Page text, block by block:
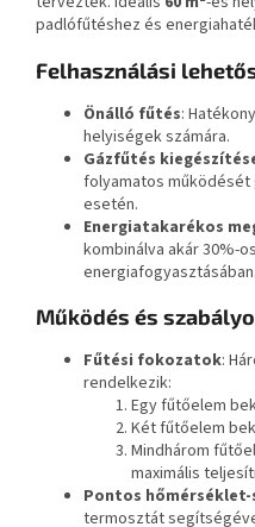
padlófűtéshez és
Felhasználási
Önálló fűtés:
helyiségek számára.
Gázfűtés
folyamatos működését
esetén.
Energiatakarékos
kombinálva akár 30%-
Működés és
Fűtési fokozatok:
rendelkezik:
Egy fűtőelem
Két fűtőelem
Mindhárom
maximális
Pontos hőmérséklet-
termosztát